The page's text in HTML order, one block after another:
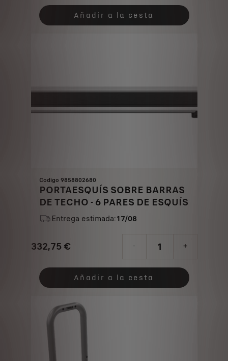
Price
252,32
Quantity
updated
Añadir a la cesta
Codigo 9858802680
PORTAESQUÍS SOBRE BARRAS
DE TECHO - 6 PARES DE ESQUÍS
Entrega estimada:17/08
332,75 €
Price
332,75
- +
Quantity
updated
Añadir a la cesta